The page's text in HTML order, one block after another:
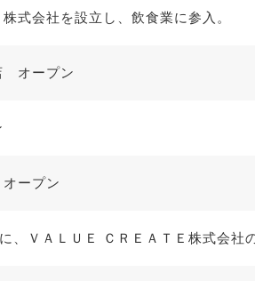
式会社を設立し、飲食業に参入。
オープン
ープン
、ＶＡＬＵＥ ＣＲＥＡＴＥ株式会社